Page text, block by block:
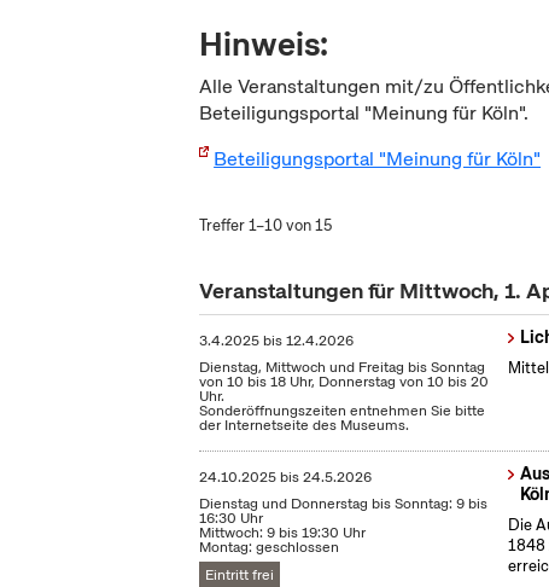
Hinweis:
Alle Veranstaltungen mit/zu
Beteiligungsportal "Meinung für Köln".
Beteiligungsportal "Meinung für Köln"
Treffer 1–10 von 15
Veranstaltungen für Mittwoch, 1.
3.4.2025 bis12.4.2026
Dienstag, Mittwoch und Freitag bis Sonntag
von 10 bis 18 Uhr, Donnerstag von 10 bis 20
Uhr.
Sonderöffnungszeiten entnehmen Sie bitte
der Internetseite des Museums.
24.10.2025 bis24.5.2026
Dienstag und Donnerstag bis Sonntag: 9 bis
16:30 Uhr
Mittwoch: 9 bis 19:30 Uhr
Montag: geschlossen
Eintritt frei
Die
1848